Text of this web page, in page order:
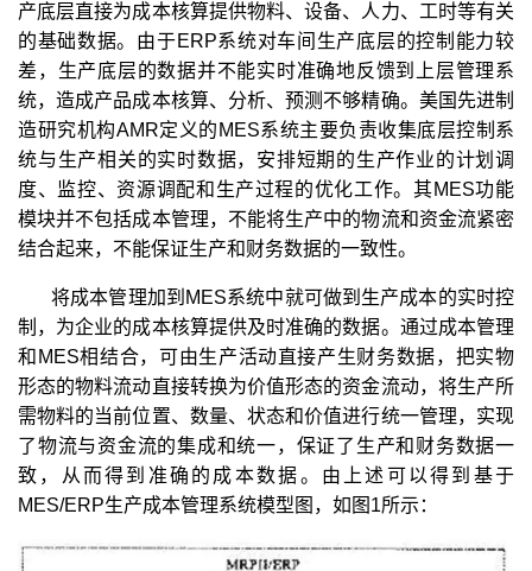
产底层直接为成本核算提供物料、设备、人力、工时等有关
的基础数据。由于ERP系统对车间生产底层的控制能力较
差，生产底层的数据并不能实时准确地反馈到上层管理系
统，造成产品成本核算、分析、预测不够精确。美国先进制
造研究机构AMR定义的MES系统主要负责收集底层控制系
统与生产相关的实时数据，安排短期的生产作业的计划调
度、监控、资源调配和生产过程的优化工作。其MES功能
模块并不包括成本管理，不能将生产中的物流和资金流紧密
结合起来，不能保证生产和财务数据的一致性。
将成本管理加到MES系统中就可做到生产成本的实时控
制，为企业的成本核算提供及时准确的数据。通过成本管理
和MES相结合，可由生产活动直接产生财务数据，把实物
形态的物料流动直接转换为价值形态的资金流动，将生产所
需物料的当前位置、数量、状态和价值进行统一管理，实现
了物流与资金流的集成和统一，保证了生产和财务数据一
致，从而得到准确的成本数据。由上述可以得到基于
MES/ERP生产成本管理系统模型图，如图1所示：